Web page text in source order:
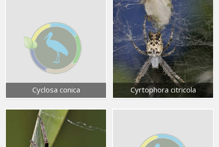
Cyclosa conica Cyrtophora citricola